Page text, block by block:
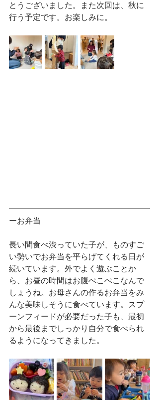
とうございました。また次回は、秋に
行う予定です。お楽しみに。
ーお弁当
長い間食べ渋っていた子が、ものすご
い勢いでお弁当を平らげてくれる日が
続いています。外でよく遊ぶことか
ら、お昼の時間はお腹ぺこぺこなんで
しょうね。お母さんの作るお弁当をみ
んな美味しそうに食べています。スプ
ーンフィードが必要だった子も、最初
から最後までしっかり自分で食べられ
るようになってきました。